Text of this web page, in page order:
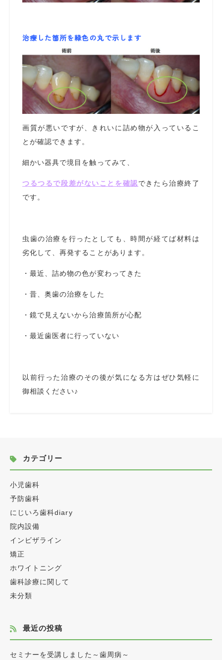
治療した箇所を緑色の丸で示します
画質が悪いですが、きれいに詰め物が入っているこ
とが確認できます。
細かい器具で境目を触ってみて、
つるつるで段差がないことを確認できたら治療終了
です。
虫歯の治療を行ったとしても、時間が経てば材料は
劣化して、再発することがあります。
・最近、詰め物の色が変わってきた
・昔、奥歯の治療をした
・鏡で見えないから治療箇所が心配
・最近歯医者に行っていない
以前行った治療のその後が気になる方はぜひ気軽に
御相談ください♪
カテゴリー
小児歯科
予防歯科
にじいろ歯科diary
院内設備
インビザライン
矯正
ホワイトニング
歯科診療に関して
未分類
最近の投稿
セミナーを受講しました～歯周病～